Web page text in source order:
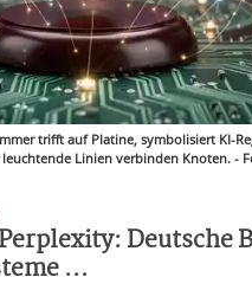
trifft auf Platine, symbolisiert KI-
leuchtende Linien verbinden Knoten. -
Deutsche
...